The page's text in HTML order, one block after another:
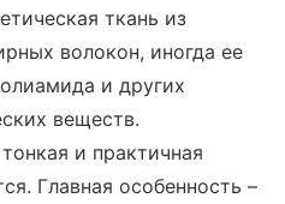
ткань из
волокон, иногда ее
и других
веществ.
и практичная
Главная особенность –